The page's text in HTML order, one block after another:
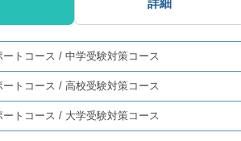
トコース /中学受験対策コース
トコース /高校受験対策コース
トコース /大学受験対策コース